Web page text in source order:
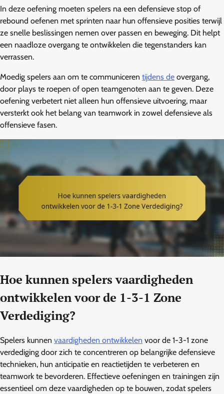
In deze oefening moeten spelers na een defensieve stop of
rebound oefenen met sprinten naar hun offensieve posities terwijl
ze snelle beslissingen nemen over passen en beweging. Dit helpt
een naadloze overgang te ontwikkelen die tegenstanders kan
verrassen.
Moedig spelers aan om te communiceren tijdens de overgang,
door plays te roepen of open teamgenoten aan te geven. Deze
oefening verbetert niet alleen hun offensieve uitvoering, maar
versterkt ook het belang van teamwork in zowel defensieve als
offensieve fasen.
Hoe kunnen spelers vaardigheden
ontwikkelen voor de 1-3-1 Zone
Verdediging?
Spelers kunnen vaardigheden ontwikkelen voor de 1-3-1 zone
verdediging door zich te concentreren op belangrijke defensieve
technieken, hun anticipatie en reactietijden te verbeteren en
teamwork te bevorderen. Effectieve oefeningen en trainingen zijn
essentieel om deze vaardigheden op te bouwen, zodat spelers